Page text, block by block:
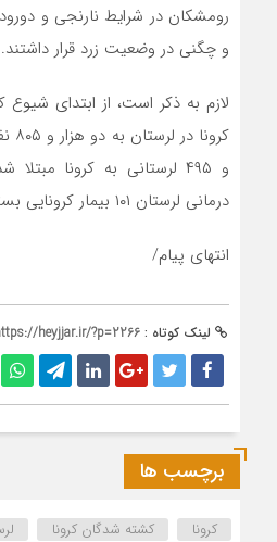
رومشکان در شرایط نارنجی و
و چگنی در وضعیت زرد قرار داشتند.
لازم به ذکر است، از ابتدای شیوع
و ۴۹۵ لرستانی به کرونا
درمانی لرستان ۱۰۱ بیمار کرونایی بستری است.
انتهای پیام/
لینک کوتاه : heyjjar.ir/?p=2266
برچسب ها
کرونا کشته شدگان کرونا